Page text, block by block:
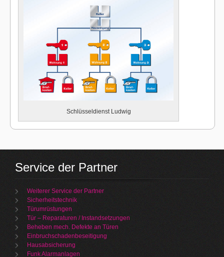
Schlüsseldienst Ludwig
Service der Partner
Weiterer Service der Partner
Sicherheitstechnik
Türumrüstungen
Tür – Reparaturen / Instandsetzungen
Beheben mech. Defekte an Türen
Einbruchschadenbeseitigung
Hausabsicherung
Funk Alarmanlagen